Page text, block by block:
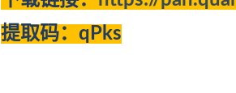
提取码：qPks